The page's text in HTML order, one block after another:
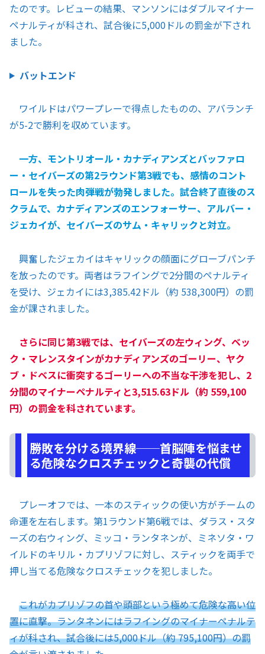
たのです。レビューの結果、マンソンにはダブルマイナー
ペナルティが科され、試合後に5,000ドルの罰金が下され
ました。
バットエンド
ワイルドはパワープレーで得点したものの、アバランチ
が5-2で勝利を収めています。
一方、モントリオール・カナディアンズとバッファロ
ー・セイバーズの第2ラウンド第3戦でも、感情のコント
ロールを失った肉弾戦が勃発しました。試合終了直後のス
クラムで、カナディアンズのエンフォーサー、アルバー・
ジェカイが、セイバーズのサム・キャリックと対立。
興奮したジェカイはキャリックの顔面にグローブパンチ
を放ったのです。両者はラフイングで2分間のペナルティ
を受け、ジェカイには3,385.42ドル（約 538,300円）の罰
金が課されました。
さらに同じ第3戦では、セイバーズの左ウィング、ベッ
ク・マレンスタインがカナディアンズのゴーリー、ヤク
ブ・ドベスに衝突するゴーリーへの不当な干渉を犯し、2
分間のマイナーペナルティと3,515.63ドル（約 559,100
円）の罰金を科されています。
勝敗を分ける境界線──首脳陣を悩ませ
る危険なクロスチェックと奇襲の代償
プレーオフでは、一本のスティックの使い方がチームの
命運を左右します。第1ラウンド第6戦では、ダラス・スタ
ーズの右ウィング、ミッコ・ランタネンが、ミネソタ・ワ
イルドのキリル・カプリゾフに対し、スティックを両手で
押し当てる危険なクロスチェックを犯しました。
これがカプリゾフの首や頭部という極めて危険な高い位
置に直撃。ランタネンにはラフイングのマイナーペナルテ
ィが科され、試合後には5,000ドル（約 795,100円）の罰